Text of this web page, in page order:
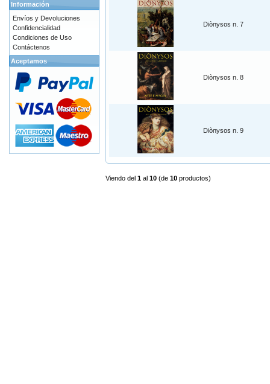
Diònysos n. 7
Diònysos n. 8
Diònysos n. 9
Viendo del 1 al 10 (de 10 productos)
Información
Envíos y Devoluciones
Confidencialidad
Condiciones de Uso
Contáctenos
Aceptamos